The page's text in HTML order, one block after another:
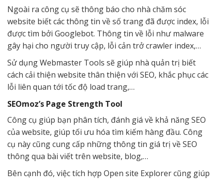
Ngoài ra công cụ sẽ thông báo cho nhà chăm sóc
website biết các thông tin về số trang đã được index, lỗi
được tìm bởi Googlebot. Thông tin về lỗi như malware
gây hại cho người truy cập, lỗi cản trở crawler index,…
Sử dụng Webmaster Tools sẽ giúp nhà quản trị biết
cách cải thiện website thân thiện với SEO, khắc phục các
lỗi liên quan tới tốc độ load trang,…
SEOmoz’s Page Strength Tool
Công cụ giúp bạn phân tích, đánh giá về khả năng SEO
của website, giúp tối ưu hóa tìm kiếm hàng đầu. Công
cụ này cũng cung cấp những thông tin giá trị về SEO
thông qua bài viết trên website, blog,…
Bên cạnh đó, việc tích hợp Open site Explorer cũng giúp